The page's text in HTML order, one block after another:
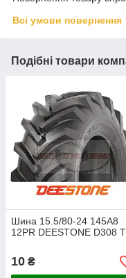
Всі умови повернення
Подібні товари
Шина ​15.5/80-24 145A8
12PR DEESTONE D308
10 ₴